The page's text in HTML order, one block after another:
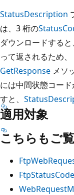
StatusDescription
は、3 桁の
ダウンロードする
って返されるため、
GetResponse メソ
には中間状態コード
すと、
適用対象
こちらもご
FtpStatusCode